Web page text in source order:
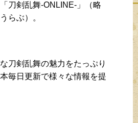
刀剣乱舞-ONLINE-」（略
らぶ）。
刀剣乱舞の魅力をたっぷり
毎日更新で様々な情報を提